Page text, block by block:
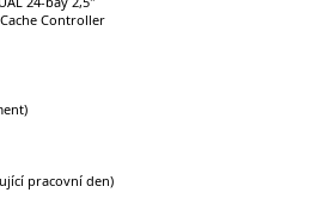
Controller
pracovní den)